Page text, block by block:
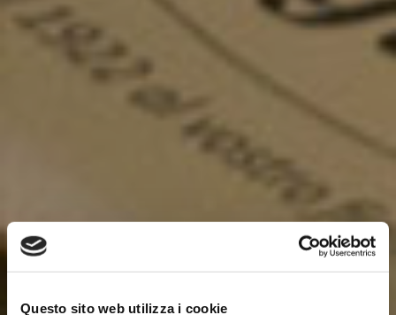
Questo sito web utilizza i cookie